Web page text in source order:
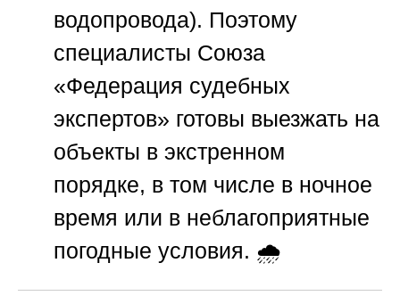
водопровода). Поэтому
специалисты Союза
«Федерация судебных
экспертов» готовы выезжать на
объекты в экстренном
порядке, в том числе в ночное
время или в неблагоприятные
погодные условия. 🌧️